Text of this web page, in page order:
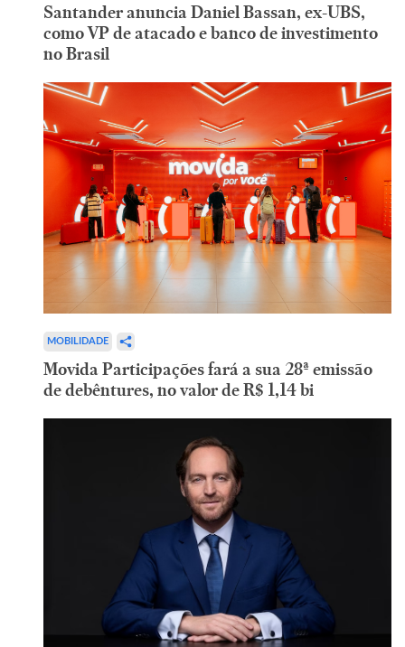
Santander anuncia Daniel Bassan, ex-UBS,
como VP de atacado e banco de investimento
no Brasil
MOBILIDADE
Movida Participações fará a sua 28ª emissão
de debêntures, no valor de R$ 1,14 bi